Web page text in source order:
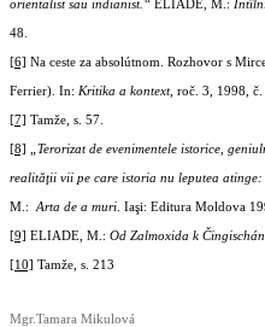
orientalist sau indianist.“ ELIADE, M.:
48.
[6] Na ceste za absolútnom. Rozhovor s
Ferrier). In: Kritika a kontext, roč. 3, 1998, č.
[7] Tamže, s. 57.
[8] „Terorizat de evenimentele istorice,
realităţii vii pe care istoria nu leputea atinge:
M.:Arta de a muri. Iaşi: Editura Moldova
[9] ELIADE, M.: Od Zalmoxida k
[10] Tamže, s. 213
Mgr.Tamara Mikulová